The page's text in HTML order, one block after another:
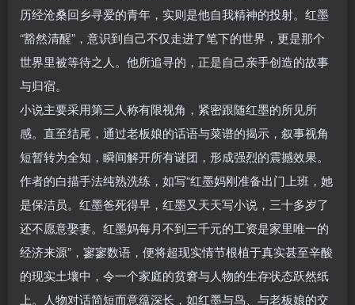
历经沧桑回乡寻爱的青年，实则是他自我精神的投射。红墨
“豁然清醒”，意识到自己不仅走进了笔下的世界，更是那个
世界里被等待之人。他所追寻的，正是自己亲手创造的故事
与归宿。
小说主要采用第三人称有限视角，紧密跟随红墨的所见所
感。直至结尾，通过老板娘的话语与菜谱的揭示，叙事视角
短暂转为全知，瞬间解开所有谜团，形成强烈的震撼效果。
作者的白描手法纯熟洗练，如写“红墨妈刚准备出门上班，她
是保洁员。红墨爸死得早，红墨又天天写小说，三十多岁了
还不愿意娶妻。红墨妈每月不到三千元的工资是家里唯一的
经济来源”，寥寥数语，便将超现实情节根植于真实甚至辛酸
的现实土壤中，令一个家庭的贫窘与人物的生存状态跃然纸
上。人物对话简短而意蕴深长，如红墨与鸟、与老板娘的交